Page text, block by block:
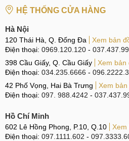
Kiểm tra tổng thể
Trước tiên, bạn kiểm tra tổng thể
Kiểm tra xem khung viền,
nhất không. Phần tiếp giáp
tượng hở.
Kiểm tra các phím chức
Kiểm tra xem các cổng kết
có còn hoạt động không. Lỗ
HỆ THỐNG CỬA HÀNG
Hà Nội
120 Thái Hà, Q. Đống Đa
Xem bản
Điện thoại: 0969.120.120 -
398 Cầu Giấy, Q. Cầu Giấy
Xem bản
Điện thoại: 034.235.6666 -
42 Phố Vọng, Hai Bà Trưng
Xem bản
Điện thoại: 097. 988.4242 -
Hồ Chí Minh
602 Lê Hồng Phong, P.10, Q.10
Xem
Điện thoại: 097.1111.602 -